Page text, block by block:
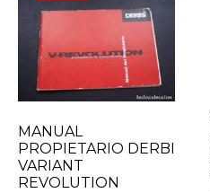
MANUAL
PROPIETARIO DERBI
VARIANT
REVOLUTION